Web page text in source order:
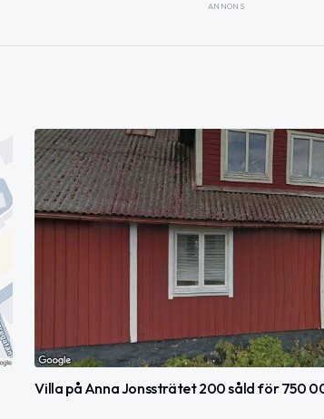
ANNONS
Villa på Anna Jonssträtet 200 såld för 750